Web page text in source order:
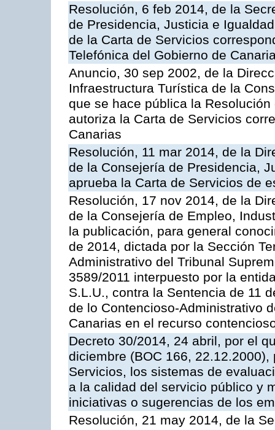
Resolución, 6 feb 2014, de la
de Presidencia, Justicia e
de la Carta de Servicios
Telefónica del Gobierno de
Anuncio, 30 sep 2002, de la
Infraestructura Turística de la
que se hace pública la
autoriza la Carta de Servicios
Canarias
Resolución, 11 mar 2014, de la
de la Consejería de Presidencia,
aprueba la Carta de Servicios de
Resolución, 17 nov 2014, de la
de la Consejería de Empleo,
la publicación, para general
de 2014, dictada por la Sección
Administrativo del Tribunal
3589/2011 interpuesto por la
S.L.U., contra la Sentencia de 11
de lo Contencioso-Administrativo
Canarias en el recurso
Decreto 30/2014, 24 abril, por el
diciembre (BOC 166,
Servicios, los sistemas de
a la calidad del servicio público y
iniciativas o sugerencias de los
Resolución, 21 may 2014, de la